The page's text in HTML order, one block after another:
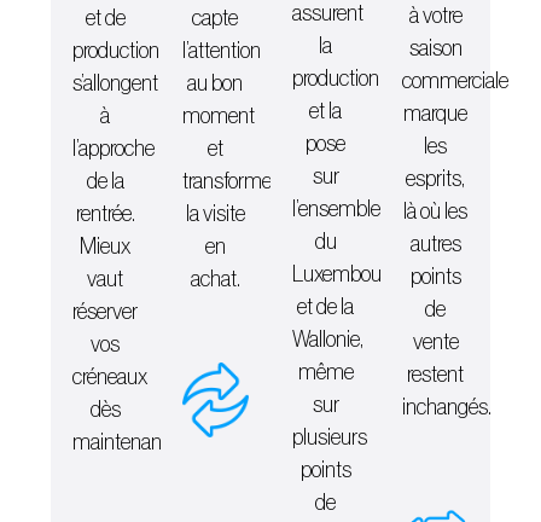
et de
production
s’allongent
à
l’approche
de la
rentrée.
Mieux
vaut
réserver
vos
créneaux
dès
maintenant.
capte
l’attention
au bon
moment
et
transforme
la visite
en
achat.
assurent
la
production
et la
pose
sur
l’ensemble
du
Luxembourg
et de la
Wallonie,
même
sur
plusieurs
points
de
à votre
saison
commerciale
marque
les
esprits,
là où les
autres
points
de
vente
restent
inchangés.